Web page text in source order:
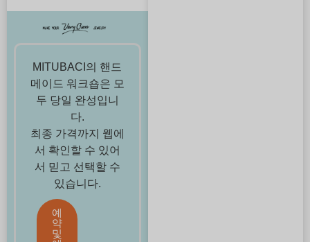
MITUBACI의 핸드
메이드 워크숍은 모
두 당일 완성입니
다.
최종 가격까지 웹에
서 확인할 수 있어
서 믿고 선택할 수
있습니다.
예
약
및